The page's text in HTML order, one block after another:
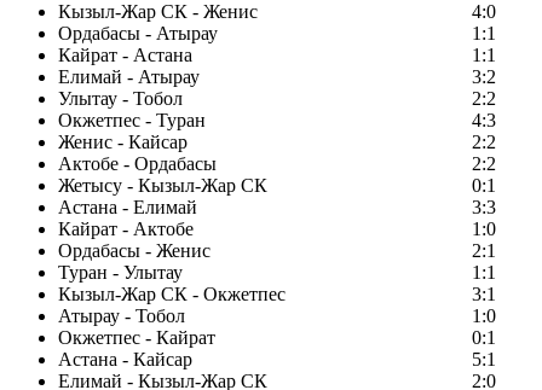
Кызыл-Жар СК - Женис
4:0
Ордабасы - Атырау
1:1
Кайрат - Астана
1:1
Елимай - Атырау
3:2
Улытау - Тобол
2:2
Окжетпес - Туран
4:3
Женис - Кайсар
2:2
Актобе - Ордабасы
2:2
Жетысу - Кызыл-Жар СК
0:1
Астана - Елимай
3:3
Кайрат - Актобе
1:0
Ордабасы - Женис
2:1
Туран - Улытау
1:1
Кызыл-Жар СК - Окжетпес
3:1
Атырау - Тобол
1:0
Окжетпес - Кайрат
0:1
Астана - Кайсар
5:1
Елимай - Кызыл-Жар СК
2:0